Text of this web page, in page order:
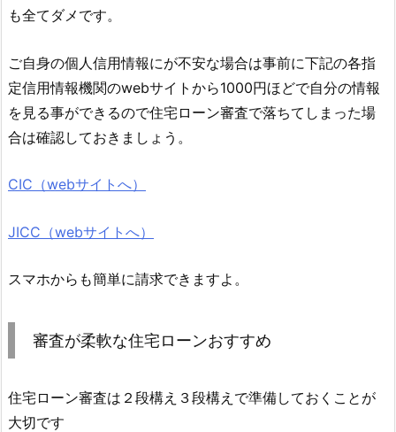
も全てダメです。
ご自身の個人信用情報にが不安な場合は事前に下記の各指
定信用情報機関のwebサイトから1000円ほどで自分の情報
を見る事ができるので住宅ローン審査で落ちてしまった場
合は確認しておきましょう。
CIC（webサイトへ）
JICC（webサイトへ）
スマホからも簡単に請求できますよ。
審査が柔軟な住宅ローンおすすめ
住宅ローン審査は２段構え３段構えで準備しておくことが
大切です